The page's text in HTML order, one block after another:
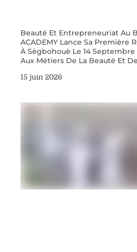
Beauté Et Entrepreneuriat Au
ACADEMY Lance Sa Première
À Sègbohouè Le 14
Aux Métiers De La Beauté Et
15 juin 2026